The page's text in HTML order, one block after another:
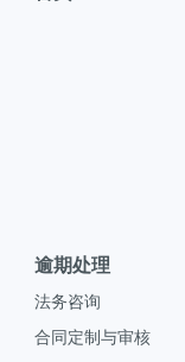
逾期处理
法务咨询
合同定制与审核